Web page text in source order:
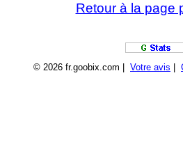
Retour à la page
© 2026 fr.goobix.com | Votre avis